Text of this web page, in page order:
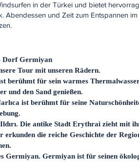
in der Türkei und bietet
Abendessen und Zeit zum Entspannen
Dorf Germiyan
Tour mit unseren Rädern.
berühmt für sein warmes Thermalwasser
und den Sand genießen.
ist berühmt für seine
Die antike Stadt Erythrai zieht mit
die reiche Geschichte der
Germiyan. Germiyan ist für seinen